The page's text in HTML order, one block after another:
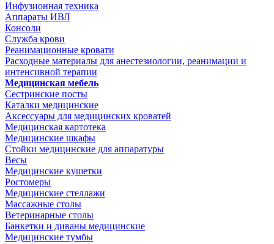
Инфузионная техника
Аппараты ИВЛ
Консоли
Служба крови
Реанимационные кровати
Расходные материалы для анестезиологии, реанимации и
интенсивной терапии
Медицинская мебель
Сестринские посты
Каталки медицинские
Аксессуары для медицинских кроватей
Медицинская картотека
Медицинские шкафы
Стойки медицинские для аппаратуры
Весы
Медицинские кушетки
Ростомеры
Медицинские стеллажи
Массажные столы
Ветеринарные столы
Банкетки и диваны медицинские
Медицинские тумбы